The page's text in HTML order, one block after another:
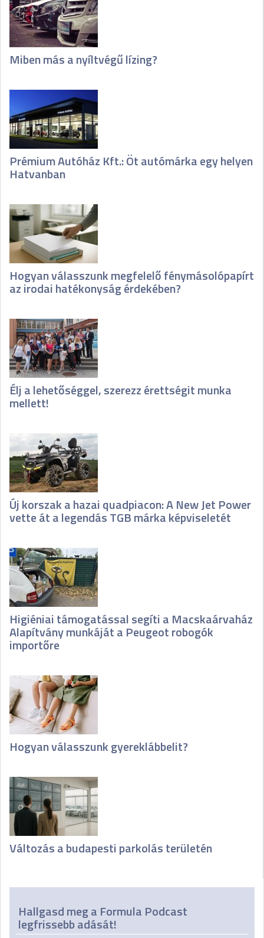
Miben más a nyíltvégű lízing?
Prémium Autóház Kft.: Öt autómárka egy helyen
Hatvanban
Hogyan válasszunk megfelelő fénymásolópapírt
az irodai hatékonyság érdekében?
Élj a lehetőséggel, szerezz érettségit munka
mellett!
Új korszak a hazai quadpiacon: A New Jet Power
vette át a legendás TGB márka képviseletét
Higiéniai támogatással segíti a Macskaárvaház
Alapítvány munkáját a Peugeot robogók
importőre
Hogyan válasszunk gyereklábbelit?
Változás a budapesti parkolás területén
Hallgasd meg a Formula Podcast
legfrissebb adását!